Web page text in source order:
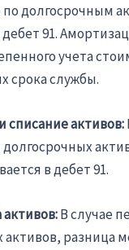
долгосрочным
91.
учета
срока службы.
списание активов:
в дебет 91.
В случае
активов, разница